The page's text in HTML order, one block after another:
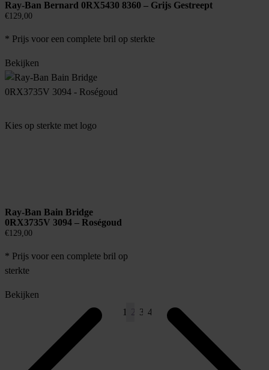
Ray-Ban Bernard 0RX5430 8360 – Grijs Gestreept
€129,00
* Prijs voor een complete bril op sterkte
Bekijken
Kies op sterkte met logo
Ray-Ban Bain Bridge
0RX3735V 3094 – Roségoud
€129,00
* Prijs voor een complete bril op
sterkte
Bekijken
1 2 3 4